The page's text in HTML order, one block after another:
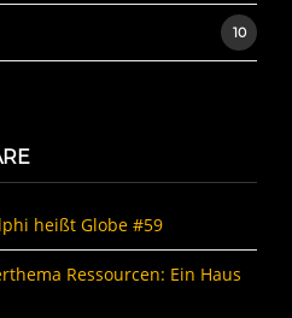
10
heißt Globe #59
Ressourcen: Ein Haus